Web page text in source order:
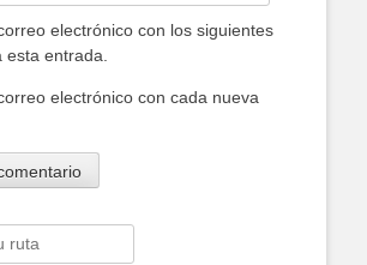
electrónico con los siguientes
entrada.
electrónico con cada nueva